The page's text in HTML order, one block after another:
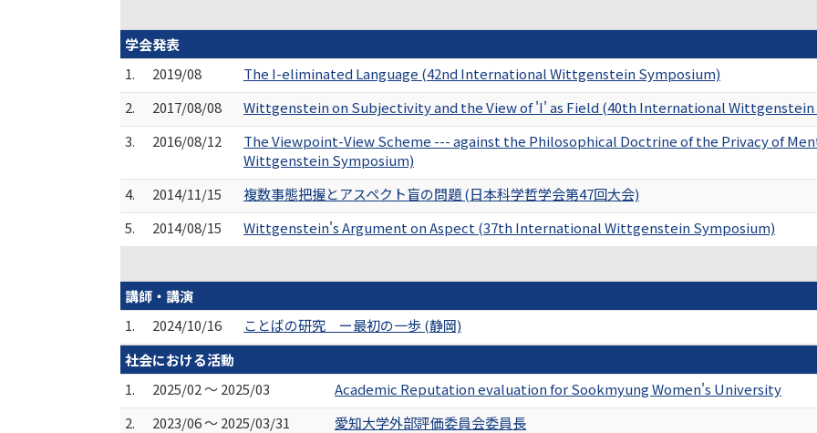
学会発表
1.
2019/08
The I-eliminated Language (42nd International Wittgenstein Symposium)
2.
2017/08/08
Wittgenstein on Subjectivity and the View of 'I' as Field (40th International
3.
2016/08/12
The Viewpoint-View Scheme --- against the Philosophical Doctrine of the Privacy of
Wittgenstein Symposium)
4.
2014/11/15
複数事態把握とアスペクト盲の問題 (日本科学哲学会第47回大会)
5.
2014/08/15 Wittgenstein's Argument on Aspect (37th International Wittgenstein Symposium)
講師・講演
1.
2024/10/16
ことばの研究 ー最初の一歩 (静岡)
社会における活動
1.
2025/02 ～ 2025/03
Academic Reputation evaluation for Sookmyung Women's University
2.
2023/06 ～ 2025/03/31
愛知大学外部評価委員会委員長